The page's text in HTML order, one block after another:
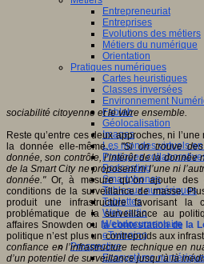
Entrepreneuriat
Entreprises
Evolutions des métiers
Métiers du numérique
Orientation
Pratiques numériques
Cartes heuristiques
Classes inversées
Environnement
Fablab
Géolocalisation
Images
Les mondes virtuels
Pratiques
Podcasting
Smartphones
Tableaux numériques
Tablettes
Web radio
Webdocumentaire
eTwinning
Prospective
Ecosystème numérique
sociabilité citoyenne et le vivre ensemble.
Reste qu’entre ces deux approches, ni
la donnée elle-même… "Si on trouve
donnée, son contrôle, l’intérêt de la donnée
de la Smart City ne proposent ni l’une ni
donnée."Or, à mesure qu’on ajoute des
conditions de la surveillance de masse.
produit une infrastructure favorisant
problématique de la surveillance au
affaires Snowden ou la contestation de la
politique n’est plus un contrepoids aux
confiance en l’infrastructure technique en
d’un potentiel de surveillance jusqu’à là